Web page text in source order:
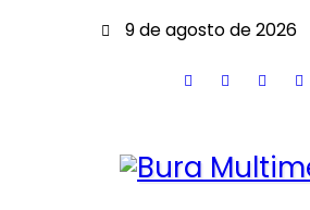
9 de agosto de 2026